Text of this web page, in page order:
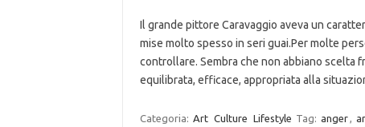
Il grande pittore Caravaggio aveva un
mise molto spesso in seri guai.Per molte
controllare. Sembra che non abbiano scelta
equilibrata, efficace, appropriata alla
Categoria: Art Culture Lifestyle Tag: anger,